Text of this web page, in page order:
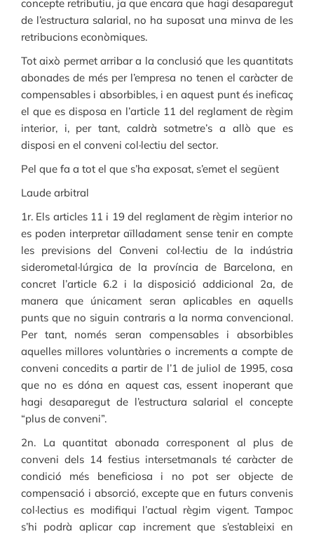
concepte retributiu, ja que encara que hagi desaparegut
de l’estructura salarial, no ha suposat una minva de les
retribucions econòmiques.
Tot això permet arribar a la conclusió que les quantitats
abonades de més per l’empresa no tenen el caràcter de
compensables i absorbibles, i en aquest punt és ineficaç
el que es disposa en l’article 11 del reglament de règim
interior, i, per tant, caldrà sotmetre’s a allò que es
disposi en el conveni col·lectiu del sector.
Pel que fa a tot el que s’ha exposat, s’emet el següent
Laude arbitral
1r. Els articles 11 i 19 del reglament de règim interior no
es poden interpretar aïlladament sense tenir en compte
les previsions del Conveni col·lectiu de la indústria
siderometal·lúrgica de la província de Barcelona, en
concret l’article 6.2 i la disposició addicional 2a, de
manera que únicament seran aplicables en aquells
punts que no siguin contraris a la norma convencional.
Per tant, només seran compensables i absorbibles
aquelles millores voluntàries o increments a compte de
conveni concedits a partir de l’1 de juliol de 1995, cosa
que no es dóna en aquest cas, essent inoperant que
hagi desaparegut de l’estructura salarial el concepte
“plus de conveni”.
2n. La quantitat abonada corresponent al plus de
conveni dels 14 festius intersetmanals té caràcter de
condició més beneficiosa i no pot ser objecte de
compensació i absorció, excepte que en futurs convenis
col·lectius es modifiqui l’actual règim vigent. Tampoc
s’hi podrà aplicar cap increment que s’estableixi en